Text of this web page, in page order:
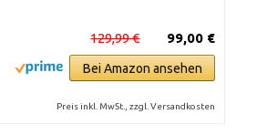
99,00 €
129,99 €
Bei Amazon ansehen
Preis inkl. MwSt., zzgl. Versandkosten